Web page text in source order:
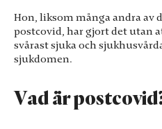
Hon, liksom många andra av
postcovid, har gjort det utan
svårast sjuka och
sjukdomen.
Vad är
behövs för
att hemsidan
över huvud
taget ska